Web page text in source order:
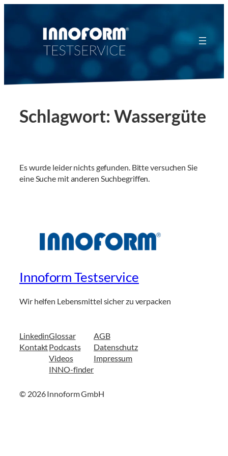
Schlagwort: Wassergüte
Es wurde leider nichts gefunden. Bitte versuchen Sie
eine Suche mit anderen Suchbegriffen.
Innoform Testservice
Wir helfen Lebensmittel sicher zu verpacken
Linkedin
Kontakt
Glossar
Podcasts
Videos
INNO-finder
AGB
Datenschutz
Impressum
© 2026 Innoform GmbH